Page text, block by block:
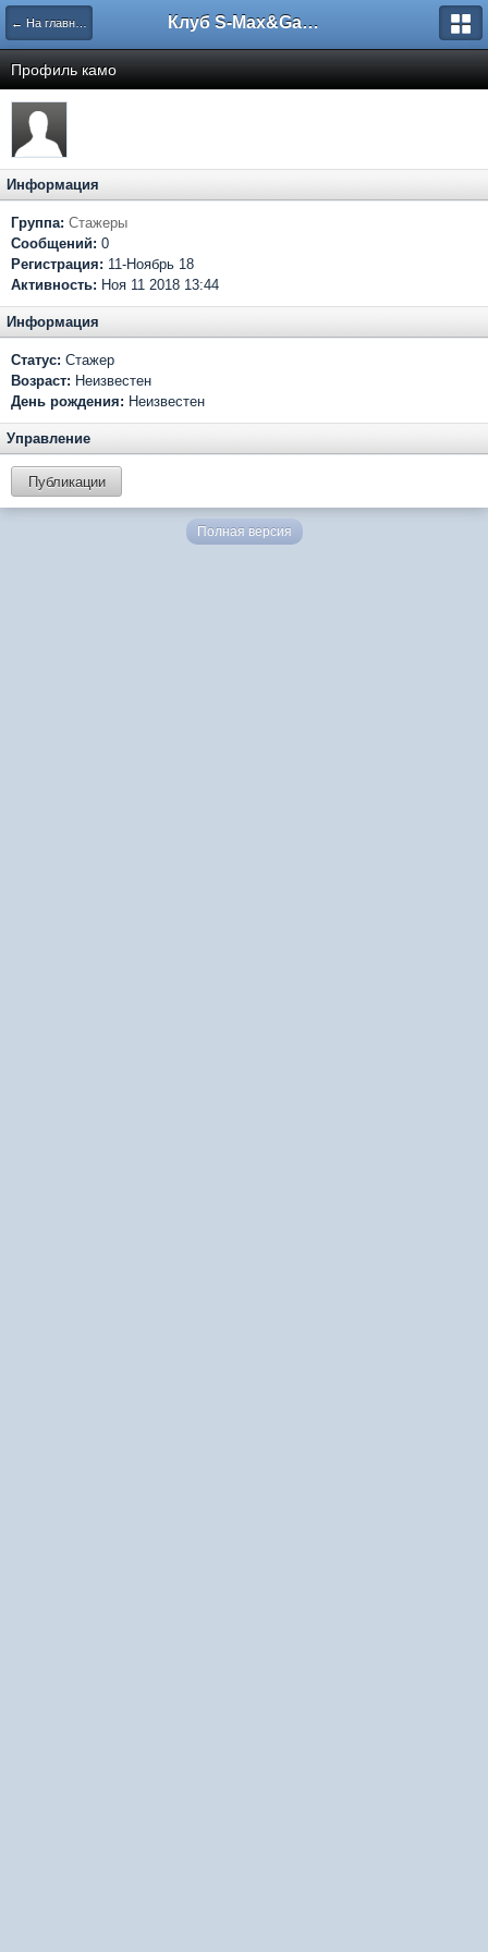
← На главную Клуб S-Max&Galaxy
Профиль камо
Информация
Группа: Стажеры
Сообщений: 0
Регистрация: 11-Ноябрь 18
Активность: Ноя 11 2018 13:44
Информация
Статус: Стажер
Возраст: Неизвестен
День рождения: Неизвестен
Управление
Публикации
Полная версия